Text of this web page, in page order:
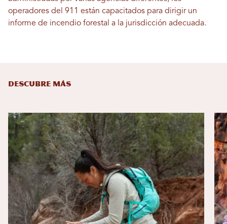
operadores del 911 están capacitados para dirigir un
informe de incendio forestal a la jurisdicción adecuada.
DESCUBRE MÁS